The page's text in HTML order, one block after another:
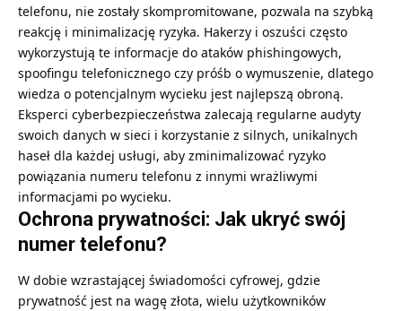
telefonu, nie zostały skompromitowane, pozwala na szybką
reakcję i minimalizację ryzyka. Hakerzy i oszuści często
wykorzystują te informacje do ataków phishingowych,
spoofingu telefonicznego czy próśb o wymuszenie, dlatego
wiedza o potencjalnym wycieku jest najlepszą obroną.
Eksperci cyberbezpieczeństwa zalecają regularne audyty
swoich danych w sieci i korzystanie z silnych, unikalnych
haseł dla każdej usługi, aby zminimalizować ryzyko
powiązania numeru telefonu z innymi wrażliwymi
informacjami po wycieku.
Ochrona prywatności: Jak ukryć swój
numer telefonu?
W dobie wzrastającej świadomości cyfrowej, gdzie
prywatność jest na wagę złota, wielu użytkowników